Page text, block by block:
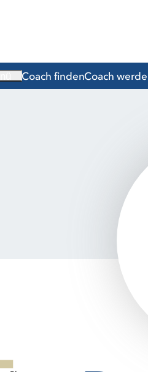
Coach findenCoach